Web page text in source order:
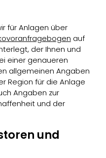
für Anlagen über
auf
der Ihnen und
einer genaueren
allgemeinen Angaben
Region für die Anlage
Angaben zur
und der
und